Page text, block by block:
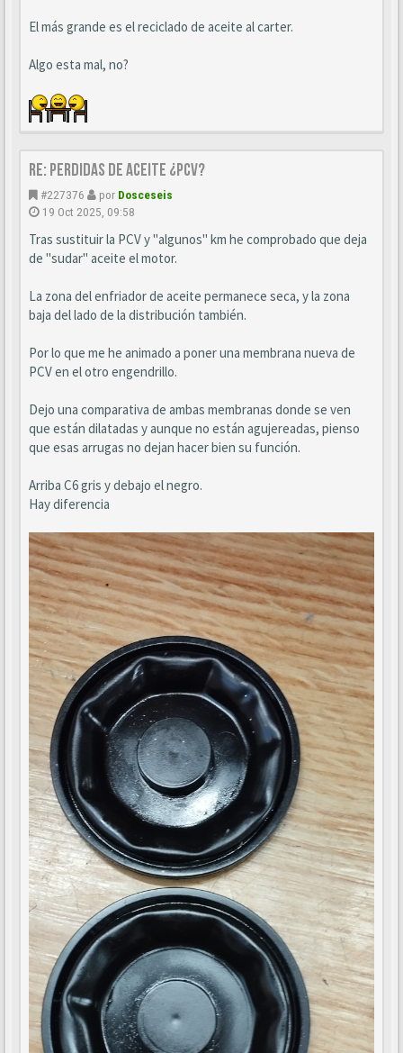
El más grande es el reciclado de aceite al carter.
Algo esta mal, no?
Re: perdidas de aceite ¿pcv?
#227376 por Dosceseis
19 Oct 2025, 09:58
Tras sustituir la PCV y "algunos" km he comprobado que deja
de "sudar" aceite el motor.
La zona del enfriador de aceite permanece seca, y la zona
baja del lado de la distribución también.
Por lo que me he animado a poner una membrana nueva de
PCV en el otro engendrillo.
Dejo una comparativa de ambas membranas donde se ven
que están dilatadas y aunque no están agujereadas, pienso
que esas arrugas no dejan hacer bien su función.
Arriba C6 gris y debajo el negro.
Hay diferencia